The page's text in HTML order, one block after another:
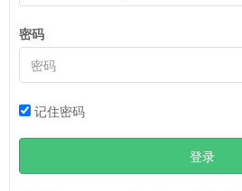
密码
记住密码
登录